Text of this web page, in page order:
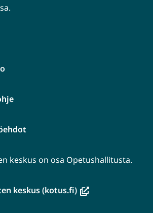
keskus on osa Opetushallitusta.
keskus (kotus.fi)(avautuu